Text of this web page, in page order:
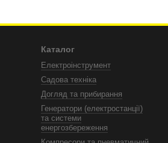
Каталог
Електроінструмент
Садова техніка
Догляд та прибирання
Генератори (електростанції)
та системи
енергозбереження